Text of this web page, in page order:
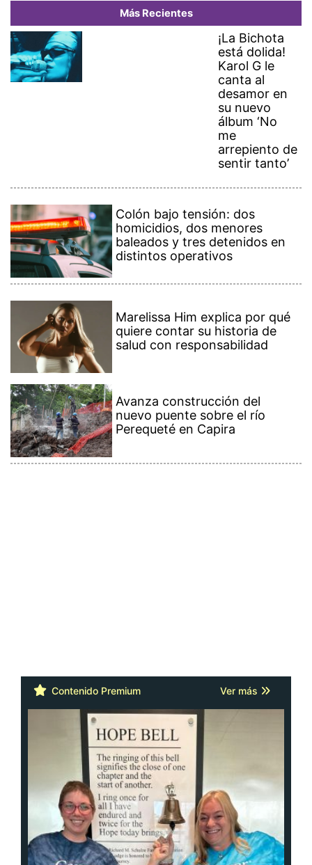
Más Recientes
¡La Bichota
está dolida!
Karol G le
canta al
desamor en
su nuevo
álbum ‘No
me
arrepiento de
sentir tanto’
Colón bajo tensión: dos
homicidios, dos menores
baleados y tres detenidos en
distintos operativos
Marelissa Him explica por qué
quiere contar su historia de
salud con responsabilidad
Avanza construcción del
nuevo puente sobre el río
Perequeté en Capira
Contenido Premium Ver más